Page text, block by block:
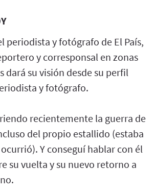
periodista y fotógrafo de El País,
y corresponsal en zonas
dará su visión desde su perfil
y fotógrafo.
recientemente la guerra de
del propio estallido (estaba
Y conseguí hablar con él
su vuelta y su nuevo retorno a